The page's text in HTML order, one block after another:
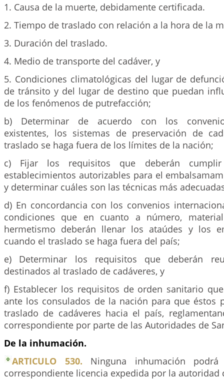
1. Causa de la muerte, debidamente certificada.
2. Tiempo de traslado con relación a la hora de la
3. Duración del traslado.
4. Medio de transporte del cadáver, y
5. Condiciones climatológicas del lugar de
de tránsito y del lugar de destino que puedan
de los fenómenos de putrefacción;
b) Determinar de acuerdo con los
existentes, los sistemas de preservación de
traslado se haga fuera de los límites de la nación;
c) Fijar los requisitos que deberán
establecimientos autorizables para el
y determinar cuáles son las técnicas más
d) En concordancia con los convenios
condiciones que en cuanto a número,
hermetismo deberán llenar los ataúdes y los
cuando el traslado se haga fuera del país;
e) Determinar los requisitos que deberán
destinados al traslado de cadáveres, y
f) Establecer los requisitos de orden sanitario
ante los consulados de la nación para que éstos
traslado de cadáveres hacia el país,
correspondiente por parte de las Autoridades de
De la inhumación.
ARTICULO 530. Ninguna inhumación
correspondiente licencia expedida por la autoridad